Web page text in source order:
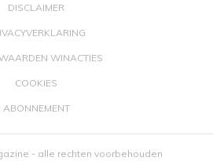
DISCLAIMER
WINACTIES
COOKIES
ABONNEMENT
- alle rechten voorbehouden